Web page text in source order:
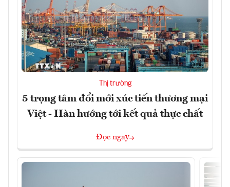
Thị trường
5 trọng tâm đổi mới xúc tiến thương mại
Việt - Hàn hướng tới kết quả thực chất
Đọc ngay